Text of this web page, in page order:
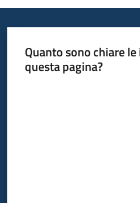
europeo
Plus
Quanto sono chiare
questa pagina?